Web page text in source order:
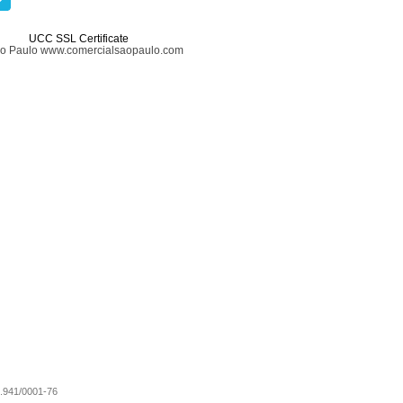
UCC SSL Certificate
Paulo www.comercialsaopaulo.com
0001-76